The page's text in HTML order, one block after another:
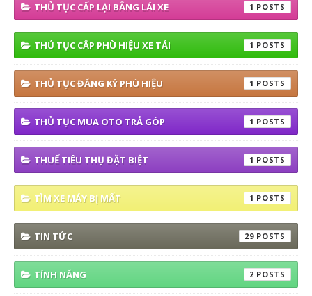
THỦ TỤC CẤP LẠI BẰNG LÁI XE 1
THỦ TỤC CẤP PHÙ HIỆU XE TẢI 1
THỦ TỤC ĐĂNG KÝ PHÙ HIỆU 1
THỦ TỤC MUA OTO TRẢ GÓP 1
THUẾ TIÊU THỤ ĐẶT BIỆT 1
TÌM XE MÁY BỊ MẤT 1
TIN TỨC 29
TÍNH NĂNG 2